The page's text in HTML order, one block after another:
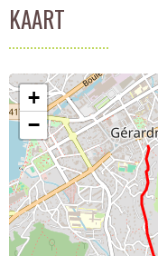
KAART
+
−